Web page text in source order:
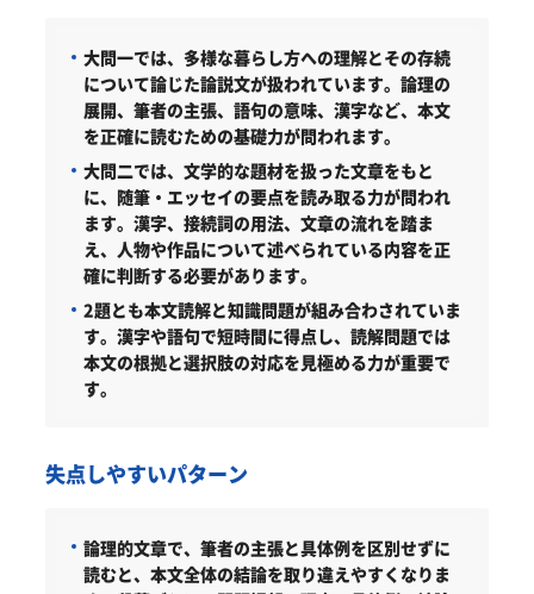
大問一では、多様な暮らし方への理解とその存続
について論じた論説文が扱われています。論理の
展開、筆者の主張、語句の意味、漢字など、本文
を正確に読むための基礎力が問われます。
大問二では、文学的な題材を扱った文章をもと
に、随筆・エッセイの要点を読み取る力が問われ
ます。漢字、接続詞の用法、文章の流れを踏ま
え、人物や作品について述べられている内容を正
確に判断する必要があります。
2題とも本文読解と知識問題が組み合わされていま
す。漢字や語句で短時間に得点し、読解問題では
本文の根拠と選択肢の対応を見極める力が重要で
す。
失点しやすいパターン
論理的文章で、筆者の主張と具体例を区別せずに
読むと、本文全体の結論を取り違えやすくなりま